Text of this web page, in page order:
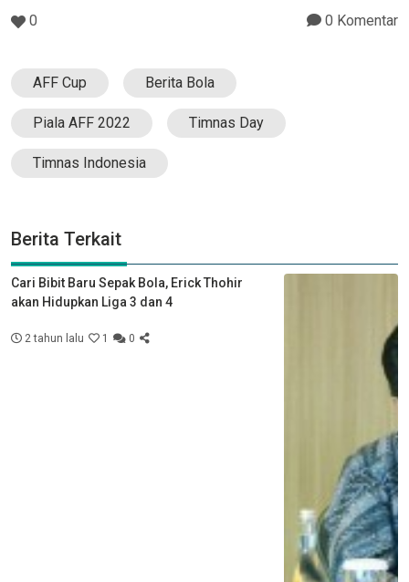
0 0 Komentar
AFF Cup Berita Bola
Piala AFF 2022 Timnas Day
Timnas Indonesia
Berita Terkait
Cari Bibit Baru Sepak Bola, Erick Thohir
akan Hidupkan Liga 3 dan 4
2 tahun lalu 1 0